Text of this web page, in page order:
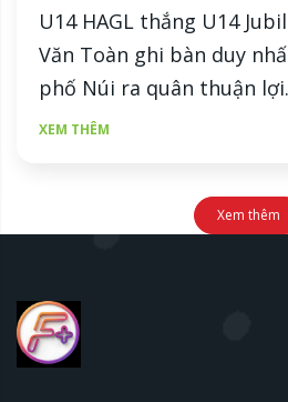
U14 HAGL thắng U14
Văn Toàn ghi bàn duy
phố Núi ra quân thuận lợi.
XEM THÊM
Xem thêm